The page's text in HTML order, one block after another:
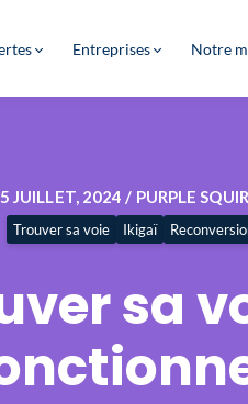
Entreprises Notre
JUILLET, 2024 / PURPLE
Trouver sa voie Ikigaï
sa